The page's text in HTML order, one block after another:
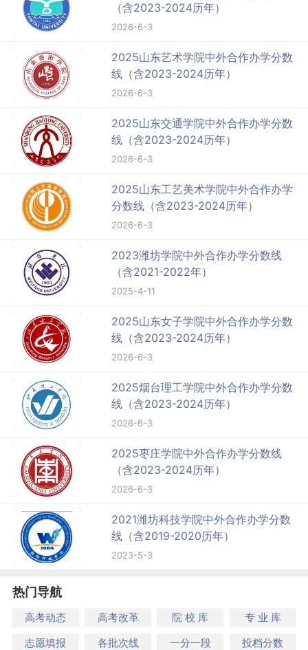
（含2023-2024历年）
2026-6-3
2025山东艺术学院中外合作办学分数
线（含2023-2024历年）
2026-6-3
2025山东交通学院中外合作办学分数
线（含2023-2024历年）
2026-6-3
2025山东工艺美术学院中外合作办学
分数线（含2023-2024历年）
2026-6-3
2023潍坊学院中外合作办学分数线
（含2021-2022年）
2025-4-11
2025山东女子学院中外合作办学分数
线（含2023-2024历年）
2026-6-3
2025烟台理工学院中外合作办学分数
线（含2023-2024历年）
2026-6-3
2025枣庄学院中外合作办学分数线
（含2023-2024历年）
2026-6-3
2021潍坊科技学院中外合作办学分数
线（含2019-2020历年）
2023-5-3
热门导航
高考动态 高考改革 院 校 库
专 业 库
志愿填报
各批次线 一分一段 投档分数